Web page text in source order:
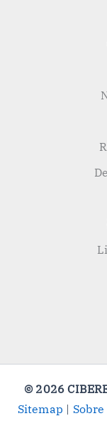
© 2026
Sitemap |